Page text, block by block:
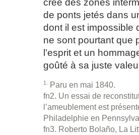
crée des zones
de ponts jetés dans
dont il est impossible
ne sont pourtant que
l’esprit et un
goûté à sa juste
1
Paru en mai 1840.
fn2. Un essai de
l’ameublement est
Philadelphie en
fn3. Roberto Bolaño, La